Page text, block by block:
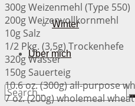
Winter
Über mich
300g Weizenmehl (Type 550)
200g Weizenvollkornmehl
10g Salz
1/2 Pkg. (3,5g) Trockenhefe
320g Wasser
150g Sauerteig
10.6 oz. (300g) all-purpose
7 oz. (200g) wholemeal